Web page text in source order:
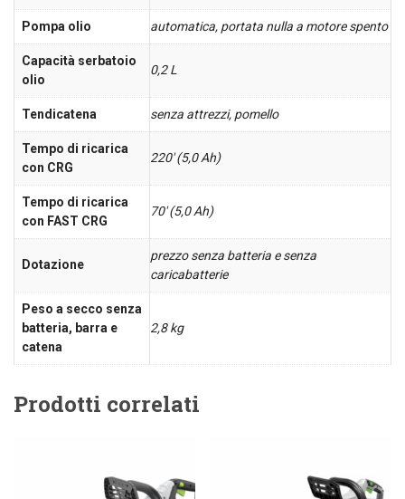
Pompa olio automatica, portata nulla a motore spento
Capacità serbatoio
olio
0,2 L
Tendicatena senza attrezzi, pomello
Tempo di ricarica
con CRG
220' (5,0 Ah)
Tempo di ricarica
con FAST CRG
70' (5,0 Ah)
Dotazione
prezzo senza batteria e senza
caricabatterie
Peso a secco senza
batteria, barra e
catena
2,8 kg
Prodotti correlati